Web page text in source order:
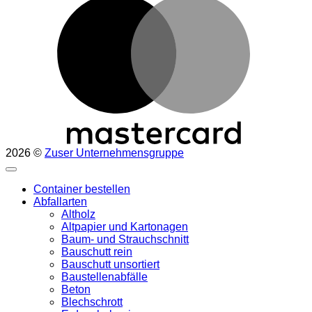
2026 © Zuser Unternehmensgruppe
Container bestellen
Abfallarten
Altholz
Altpapier und Kartonagen
Baum- und Strauchschnitt
Bauschutt rein
Bauschutt unsortiert
Baustellenabfälle
Beton
Blechschrott